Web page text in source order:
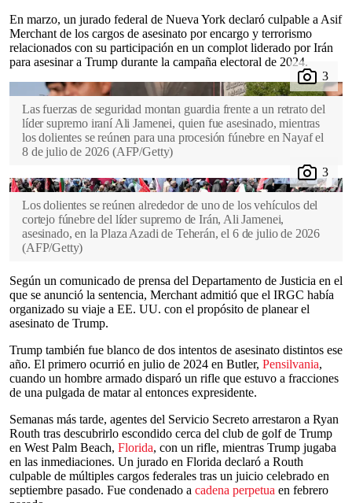
En marzo, un jurado federal de Nueva York declaró culpable a Asif
Merchant de los cargos de asesinato por encargo y terrorismo
relacionados con su participación en un complot liderado por Irán
para asesinar a Trump durante la campaña electoral de 2024.
Las fuerzas de seguridad montan guardia frente a un retrato del
líder supremo iraní Ali Jamenei, quien fue asesinado, mientras
los dolientes se reúnen para una procesión fúnebre en Nayaf el
8 de julio de 2026 (AFP/Getty)
Los dolientes se reúnen alrededor de uno de los vehículos del
cortejo fúnebre del líder supremo de Irán, Ali Jamenei,
asesinado, en la Plaza Azadi de Teherán, el 6 de julio de 2026
(AFP/Getty)
Según un comunicado de prensa del Departamento de Justicia en el
que se anunció la sentencia, Merchant admitió que el IRGC había
organizado su viaje a EE. UU. con el propósito de planear el
asesinato de Trump.
Trump también fue blanco de dos intentos de asesinato distintos ese
año. El primero ocurrió en julio de 2024 en Butler, Pensilvania,
cuando un hombre armado disparó un rifle que estuvo a fracciones
de una pulgada de matar al entonces expresidente.
Semanas más tarde, agentes del Servicio Secreto arrestaron a Ryan
Routh tras descubrirlo escondido cerca del club de golf de Trump
en West Palm Beach, Florida, con un rifle, mientras Trump jugaba
en las inmediaciones. Un jurado en Florida declaró a Routh
culpable de múltiples cargos federales tras un juicio celebrado en
septiembre pasado. Fue condenado a cadena perpetua en febrero